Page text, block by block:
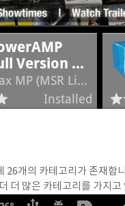
26개의 카테고리가 존재합
더 많은 카테고리를 가지고